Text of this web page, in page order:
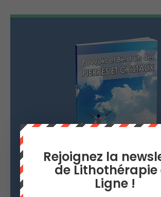
Rejoignez la
Rejoignez la
de Lithothérapie
Ligne !